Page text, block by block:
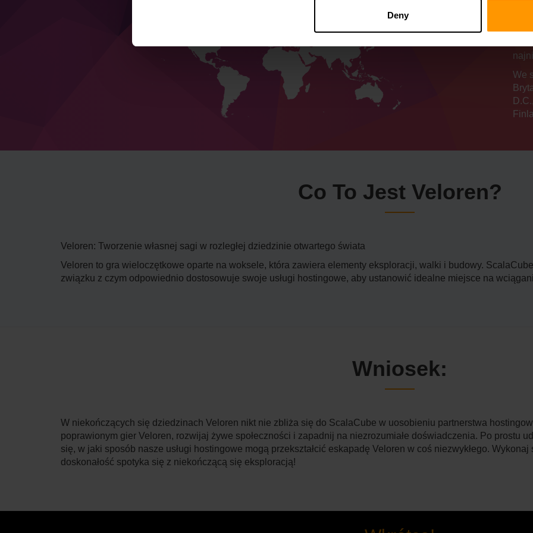
Deny
We
Co To Jest Veloren?
Veloren: Tworzenie własnej sagi w rozległej dziedzinie otwartego świata
Veloren to gra wieloczętkowe oparte na woksele, która zawiera elementy eksploracji, walki i budowy.
związku z czym odpowiednio dostosowuje swoje usługi hostingowe, aby ustanowić idealne miejsce na
Wniosek:
W niekończących się dziedzinach Veloren nikt nie zbliża się do ScalaCube w uosobieniu partnerstwa
poprawionym gier Veloren, rozwijaj żywe społeczności i zapadnij na niezrozumiałe doświadczenia. Po prostu
się, w jaki sposób nasze usługi hostingowe mogą przekształcić eskapadę Veloren w coś niezwykłego.
doskonałość spotyka się z niekończącą się eksploracją!